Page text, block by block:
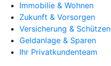
Immobilie & Wohnen
Zukunft & Vorsorgen
Versicherung & Schützen
Geldanlage & Sparen
Ihr Privatkundenteam